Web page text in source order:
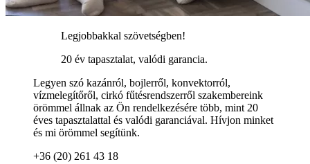
Legjobbakkal szövetségben!
20 év tapasztalat, valódi garancia.
Legyen szó kazánról, bojlerről, konvektorról,
vízmelegítőről, cirkó fűtésrendszerről szakembereink
örömmel állnak az Ön rendelkezésére több, mint 20
éves tapasztalattal és valódi garanciával. Hívjon minket
és mi örömmel segítünk.
+36 (20) 261 43 18